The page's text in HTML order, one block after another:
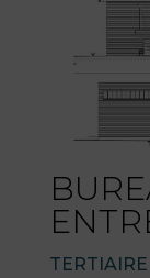
TERTIAIRE